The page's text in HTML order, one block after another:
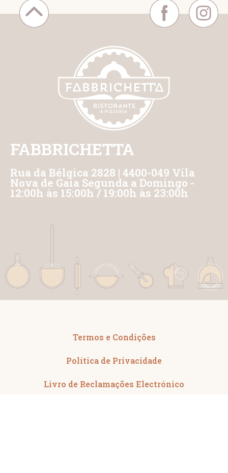
FABBRICHETTA
Rua da Bélgica 2828 | 4400-049 Vila
Nova de Gaia Segunda a Domingo -
12:00h às 15:00h / 19:00h às 23:00h
Termos e Condições
Política de Privacidade
Livro de Reclamações Electrónico